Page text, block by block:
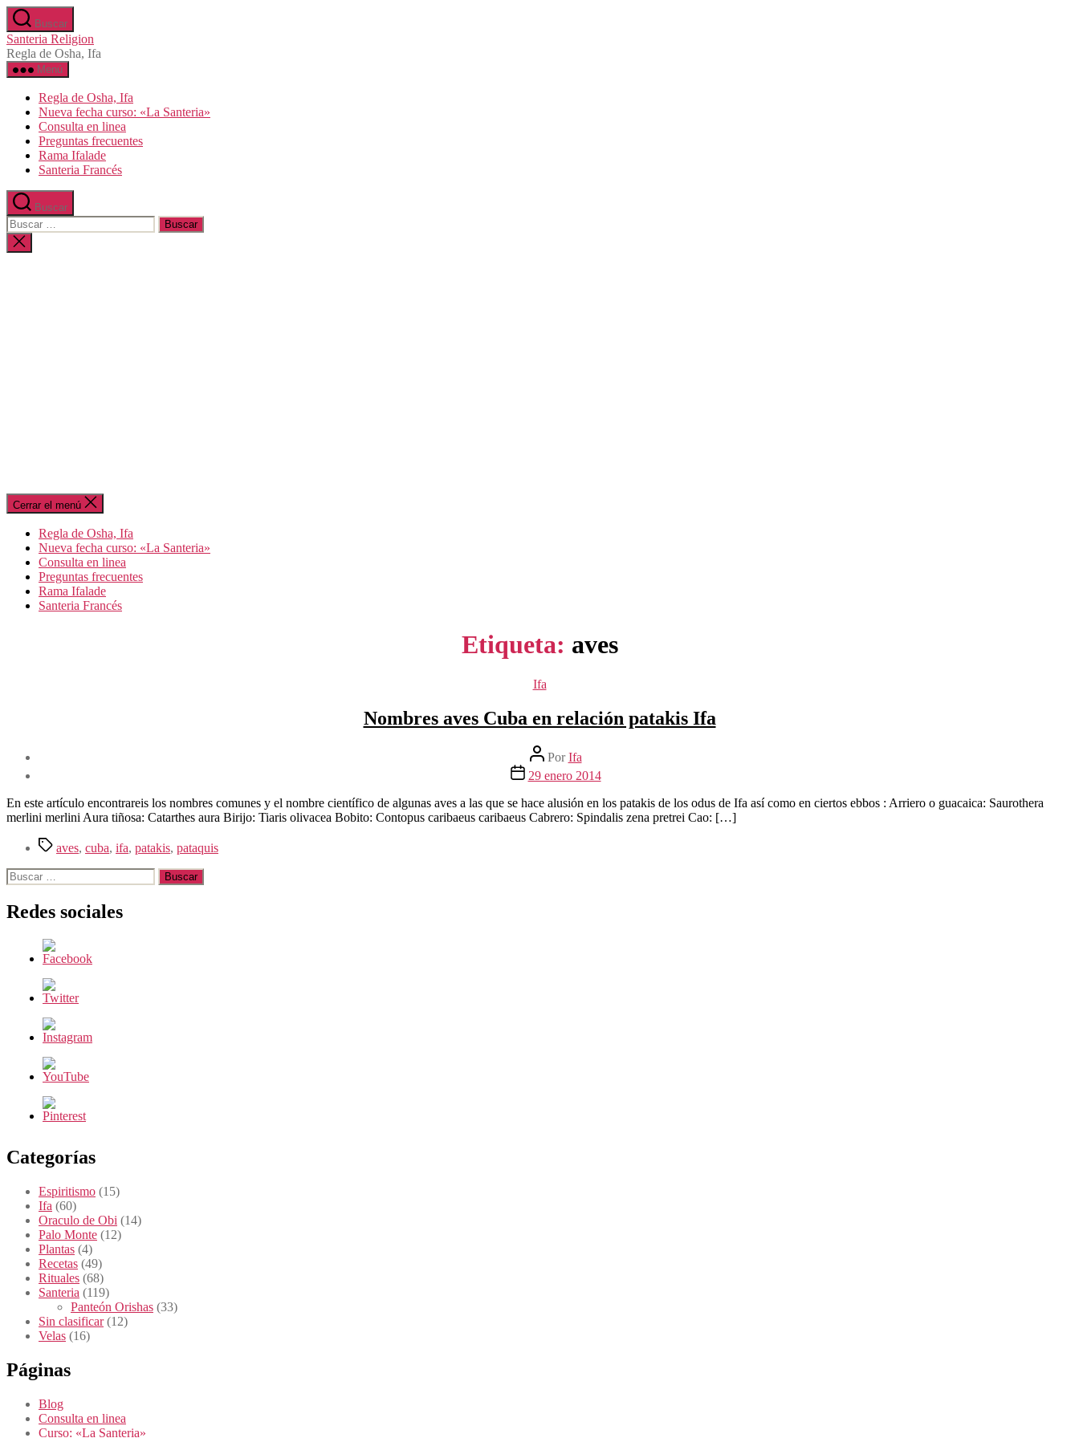
Saltar
al
contenido
Buscar
Santeria Religion
Regla de Osha, Ifa
Menú
Regla de Osha, Ifa
Nueva fecha curso: «La Santeria»
Consulta en linea
Preguntas frecuentes
Rama Ifalade
Santeria Francés
Buscar
Buscar:
Cerrar
la
Cerrar el menú
Regla de Osha, Ifa
Nueva fecha curso: «La Santeria»
Consulta en linea
Preguntas frecuentes
Rama Ifalade
Santeria Francés
Etiqueta: aves
Categorías
Ifa
Nombres aves Cuba en relación patakis Ifa
Autor
de
la
PorIfa
Fecha
la
entrada
29 enero 2014
En este artículo encontrareis los nombres comunes y el nombre científico de algunas aves a las que se hace alusión en los patakis de los odus de Ifa así como en ciertos ebbos : Arriero o guacaica: Saurothera
merlini merlini Aura tiñosa: Catarthes aura Birijo: Tiaris olivacea Bobito: Contopus caribaeus caribaeus Cabrero: Spindalis zena pretrei Cao: […]
Etiquetas
aves, cuba, ifa, patakis, pataquis
Buscar:
Redes sociales
Categorías
Espiritismo (15)
Ifa (60)
Oraculo de Obi (14)
Palo Monte (12)
Plantas (4)
Recetas (49)
Rituales (68)
Santeria (119)
Panteón Orishas (33)
Sin clasificar(12)
Velas (16)
Páginas
Blog
Consulta en linea
Curso: «La Santeria»